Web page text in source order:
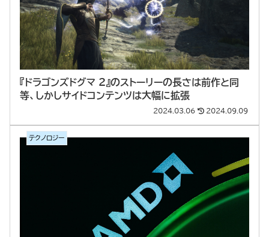
『ドラゴンズドグマ 2』のストーリーの長さは前作と同
等、しかしサイドコンテンツは大幅に拡張
2024.03.06 2024.09.09
テクノロジー